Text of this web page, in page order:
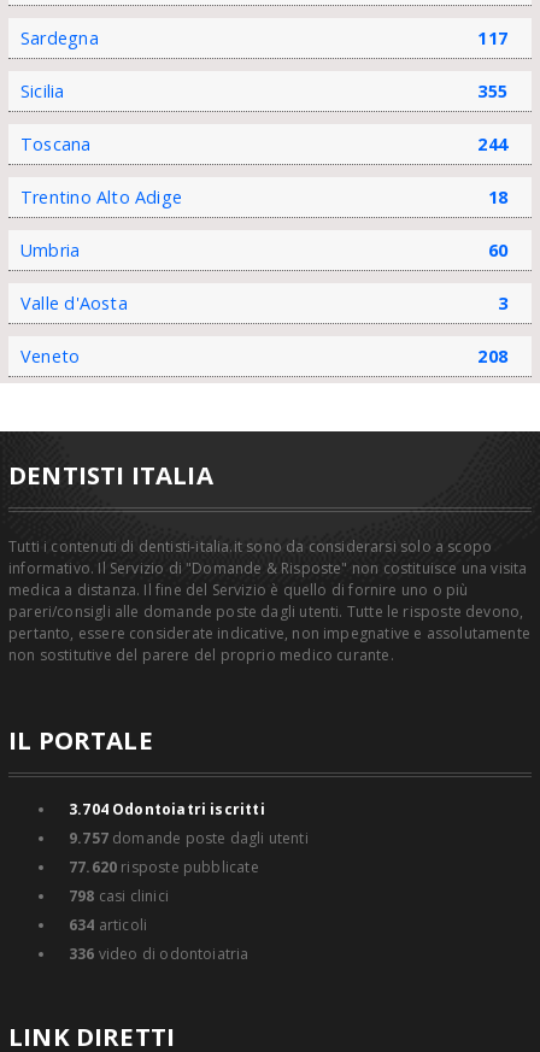
Sardegna 117
Sicilia 355
Toscana 244
Trentino Alto Adige 18
Umbria 60
Valle d'Aosta 3
Veneto 208
DENTISTI ITALIA
Tutti i contenuti di dentisti-italia.it sono da considerarsi solo a scopo
informativo. Il Servizio di "Domande & Risposte" non costituisce una visita
medica a distanza. Il fine del Servizio è quello di fornire uno o più
pareri/consigli alle domande poste dagli utenti. Tutte le risposte devono,
pertanto, essere considerate indicative, non impegnative e assolutamente
non sostitutive del parere del proprio medico curante.
IL PORTALE
3.704Odontoiatri iscritti
9.757domande poste dagli utenti
77.620 risposte pubblicate
798 casi clinici
634 articoli
336 video di odontoiatria
LINK DIRETTI